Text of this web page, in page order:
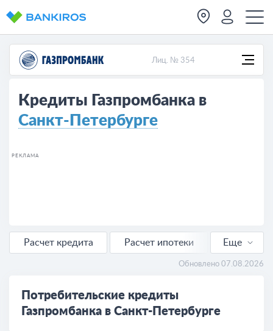
Лиц. № 354
Кредиты Газпромбанка в
Санкт-Петербурге
РЕКЛАМА
Расчет кредита
Расчет ипотеки
Еще
Обновлено 07.08.2026
Потребительские кредиты
Газпромбанка в Санкт-Петербурге